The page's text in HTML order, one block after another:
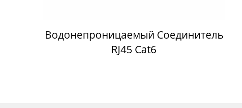
Водонепроницаемый Соединитель
RJ45 Cat6